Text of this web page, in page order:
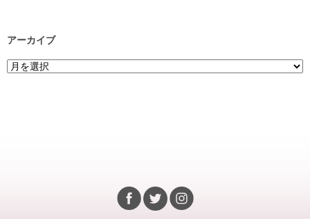
アーカイブ